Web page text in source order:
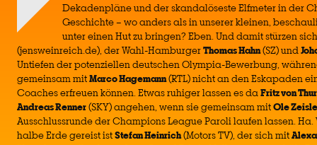
Dekadenpläne und der skandalöseste Elfmeter in der
Geschichte – wo anders als in unserer kleinen,
unter einen Hut zu bringen? Eben. Und damit stürzen
(jensweinreich.de), der Wahl-HamburgerThomas Hahn(SZ) und
Untiefen der potenziellen deutschen Olympia-Bewerbung,
gemeinsam mitMarco Hagemann(RTL) nicht an den Eskapaden
Coaches erfreuen können. Etwas ruhiger lassen es daFritz von
Andreas Renner(SKY) angehen, wenn sie gemeinsam mitOle
Ausschlussrunde der Champions League Paroli laufen lassen.
halbe Erde gereist istStefan Heinrich(Motors TV), der sich mit